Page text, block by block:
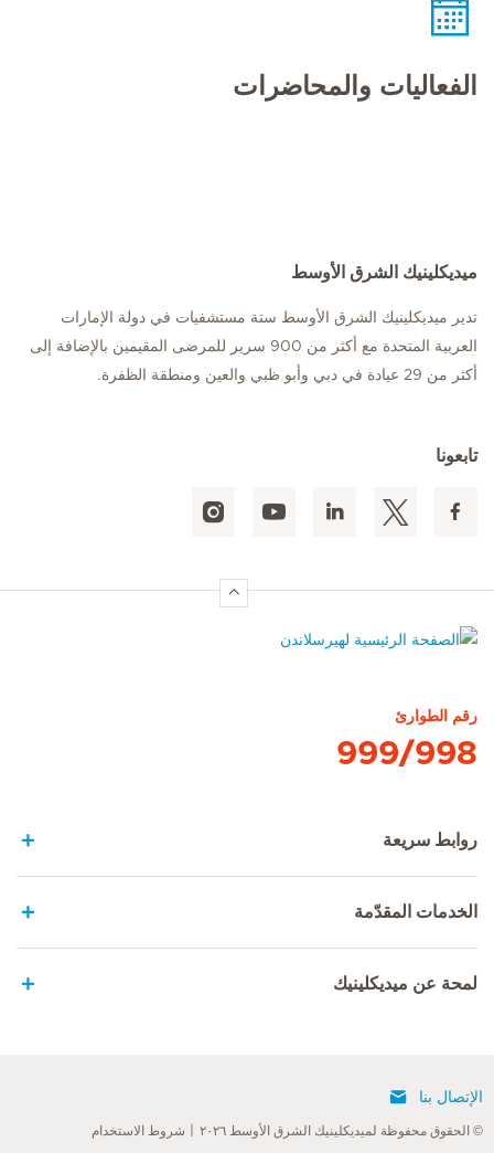
الفعاليات والمحاضرات
ميديكلينيك الشرق الأوسط
تدير ميديكلينيك الشرق الأوسط ستة مستشفيات في دولة الإمارات
العربية المتحدة مع أكثر من 900 سرير للمرضى المقيمين بالإضافة إلى
أكثر من 29 عيادة في دبي وأبو ظبي والعين ومنطقة الظفرة.
تابعونا
رقم الطوارئ
999/998
روابط سريعة
الخدمات المقدّمة
لمحة عن ميديكلينيك
الإتصال بنا
© الحقوق محفوظة لميديكلينيك الشرق الأوسط ٢٠٢٦ شروط الاستخدام